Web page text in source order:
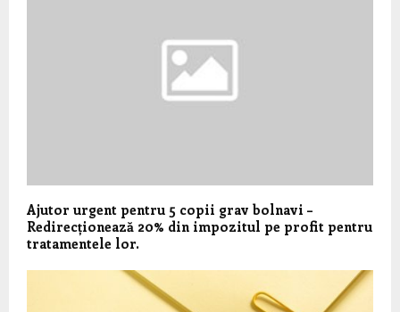
Ajutor urgent pentru 5 copii grav bolnavi –
Redirecționează 20% din impozitul pe profit pentru
tratamentele lor.